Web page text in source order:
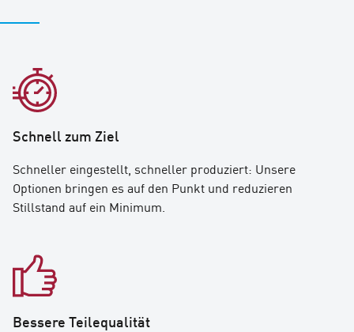
Schnell zum Ziel
Schneller eingestellt, schneller produziert: Unsere
Optionen bringen es auf den Punkt und reduzieren
Stillstand auf ein Minimum.
Bessere Teilequalität